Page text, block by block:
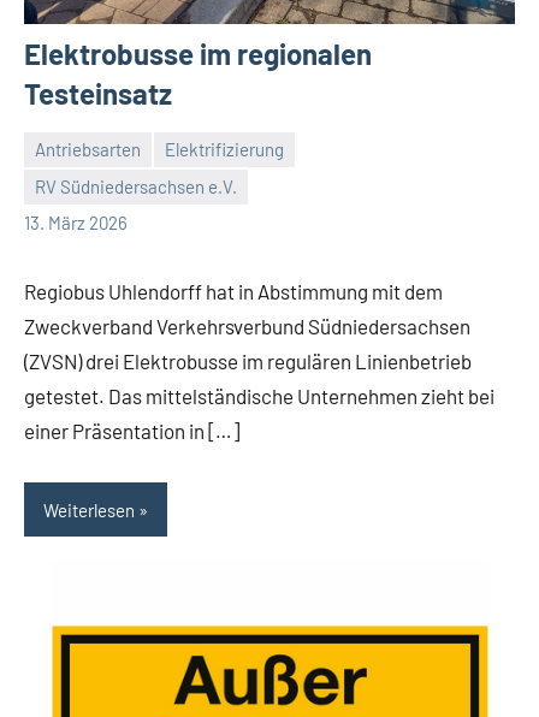
Elektrobusse im regionalen
Testeinsatz
Antriebsarten
Elektrifizierung
RV Südniedersachsen e.V.
13. März 2026
RV
Suedniedersachsen
Keine
Kommentare
Regiobus Uhlendorff hat in Abstimmung mit dem
Zweckverband Verkehrsverbund Südniedersachsen
(ZVSN) drei Elektrobusse im regulären Linienbetrieb
getestet. Das mittelständische Unternehmen zieht bei
einer Präsentation in […]
Weiterlesen